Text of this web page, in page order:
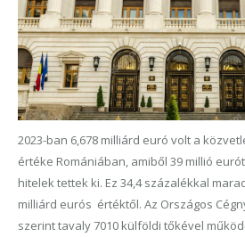
2023-ban 6,678 milliárd euró volt a
értéke Romániában, amiből 39 millió
hitelek tettek ki. Ez 34,4 százalékkal
milliárd eurós értéktől. Az Országos
szerint tavaly 7010 külföldi tőkével